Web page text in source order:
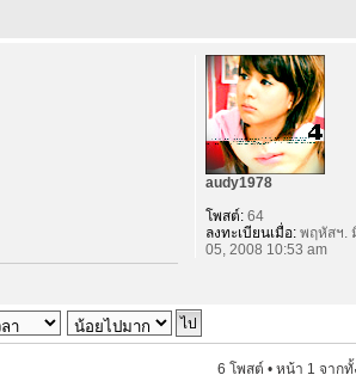
audy1978
โพสต์:64
ลงทะเบียนเมื่อ:พฤหัสฯ.
05, 2008 10:53 am
6 โพสต์ • หน้า 1 จาก